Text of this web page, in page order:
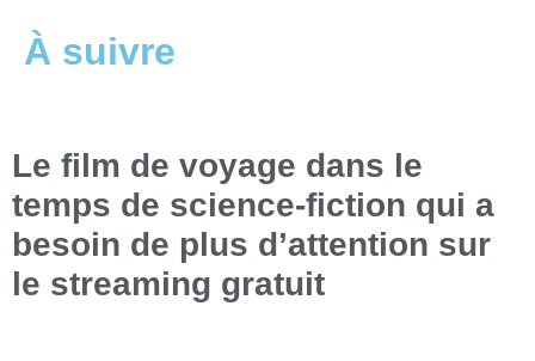
À suivre
Le film de voyage dans le
temps de science-fiction qui a
besoin de plus d’attention sur
le streaming gratuit